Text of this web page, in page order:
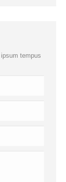
tempus